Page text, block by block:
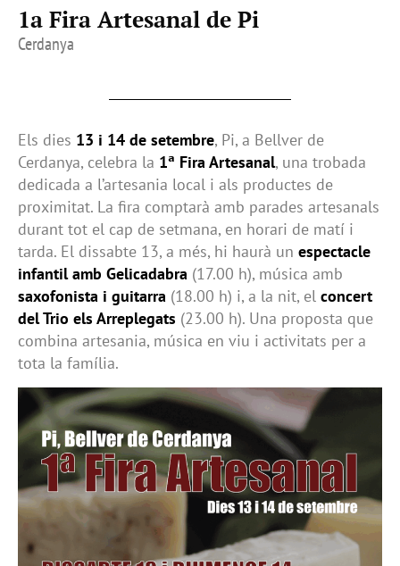
1a Fira Artesanal de Pi
Cerdanya
Els dies 13 i 14 de setembre, Pi, a Bellver de
Cerdanya, celebra la 1ª Fira Artesanal, una trobada
dedicada a l’artesania local i als productes de
proximitat. La fira comptarà amb parades artesanals
durant tot el cap de setmana, en horari de matí i
tarda. El dissabte 13, a més, hi haurà un espectacle
infantil amb Gelicadabra (17.00 h), música amb
saxofonista i guitarra (18.00 h) i, a la nit, el concert
del Trio els Arreplegats (23.00 h). Una proposta que
combina artesania, música en viu i activitats per a
tota la família.